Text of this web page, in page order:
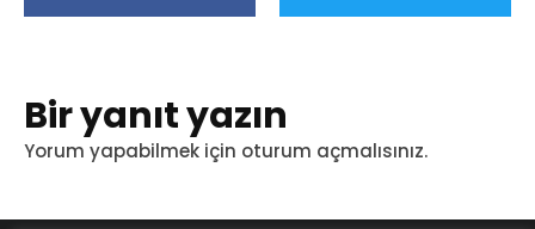
Bir yanıt yazın
Yorum yapabilmek için oturum açmalısınız.